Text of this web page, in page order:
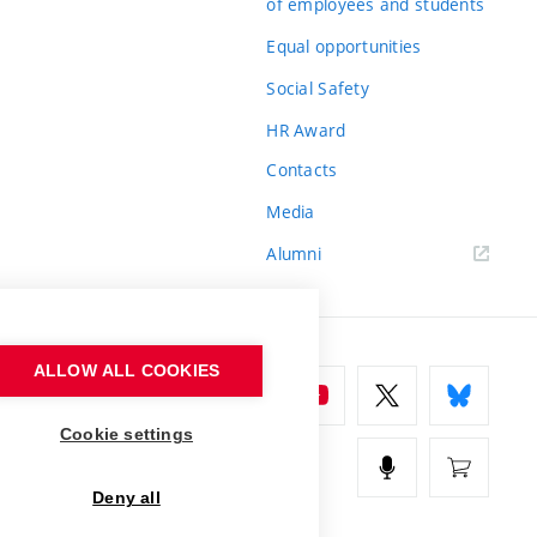
Equal opportunities
Social Safety
HR Award
Contacts
Media
Alumni
ALLOW ALL COOKIES
Cookie settings
Deny all